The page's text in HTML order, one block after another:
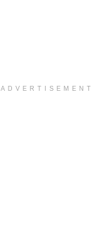
ADVERTISEMENT